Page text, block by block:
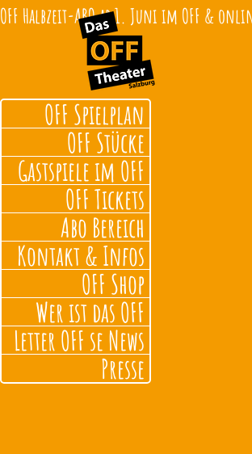
OFF Halbzeit-ABO ab 1. Juni im OFF &
OFF Spielplan
OFF Stücke
Gastspiele im OFF
OFF Tickets
Abo Bereich
Kontakt & Infos
OFF Shop
Wer ist das OFF
Letter OFF se News
Presse